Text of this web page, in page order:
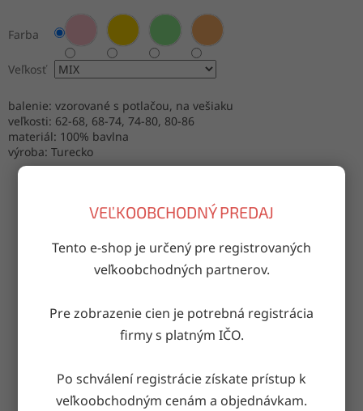
VEĽKOOBCHODNÝ PREDAJ
Tento e-shop je určený pre registrovaných
veľkoobchodných partnerov.
Pre zobrazenie cien je potrebná registrácia
firmy s platným IČO.
Po schválení registrácie získate prístup k
veľkoobchodným cenám a objednávkam.
Farba
Veľkosť
balenie: vzorované s potlačou, na vešiaku
veľkosti: 62-68, 68-74, 74-80, 80-86
materiál: 100% bavlna
výroba: Turecko
ZDIEĽAŤ
na akúkoľvek adresu
Garancia doručenia
nepoškodeného tovaru